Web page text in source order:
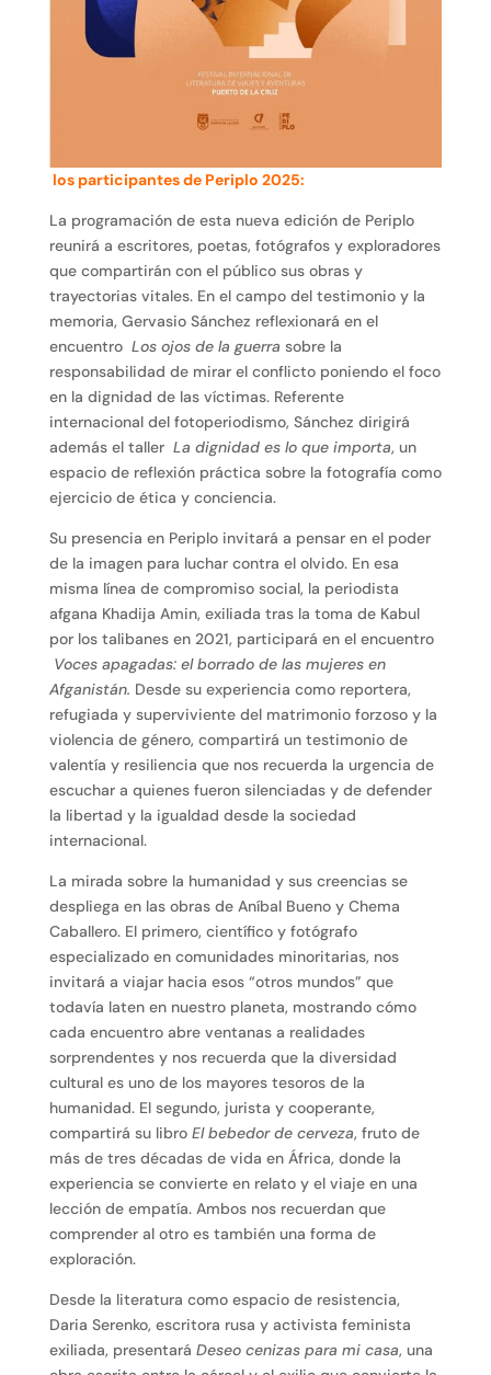
los participantes de Periplo 2025:
La programación de esta nueva edición de Periplo
reunirá a escritores, poetas, fotógrafos y exploradores
que compartirán con el público sus obras y
trayectorias vitales. En el campo del testimonio y la
memoria, Gervasio Sánchez reflexionará en el
encuentro Los ojos de la guerra sobre la
responsabilidad de mirar el conflicto poniendo el foco
en la dignidad de las víctimas. Referente
internacional del fotoperiodismo, Sánchez dirigirá
además el taller La dignidad es lo que importa, un
espacio de reflexión práctica sobre la fotografía como
ejercicio de ética y conciencia.
Su presencia en Periplo invitará a pensar en el poder
de la imagen para luchar contra el olvido. En esa
misma línea de compromiso social, la periodista
afgana Khadija Amin, exiliada tras la toma de Kabul
por los talibanes en 2021, participará en el encuentro
Voces apagadas: el borrado de las mujeres en
Afganistán. Desde su experiencia como reportera,
refugiada y superviviente del matrimonio forzoso y la
violencia de género, compartirá un testimonio de
valentía y resiliencia que nos recuerda la urgencia de
escuchar a quienes fueron silenciadas y de defender
la libertad y la igualdad desde la sociedad
internacional.
La mirada sobre la humanidad y sus creencias se
despliega en las obras de Aníbal Bueno y Chema
Caballero. El primero, científico y fotógrafo
especializado en comunidades minoritarias, nos
invitará a viajar hacia esos “otros mundos” que
todavía laten en nuestro planeta, mostrando cómo
cada encuentro abre ventanas a realidades
sorprendentes y nos recuerda que la diversidad
cultural es uno de los mayores tesoros de la
humanidad. El segundo, jurista y cooperante,
compartirá su libro El bebedor de cerveza, fruto de
más de tres décadas de vida en África, donde la
experiencia se convierte en relato y el viaje en una
lección de empatía. Ambos nos recuerdan que
comprender al otro es también una forma de
exploración.
Desde la literatura como espacio de resistencia,
Daria Serenko, escritora rusa y activista feminista
exiliada, presentará Deseo cenizas para mi casa, una